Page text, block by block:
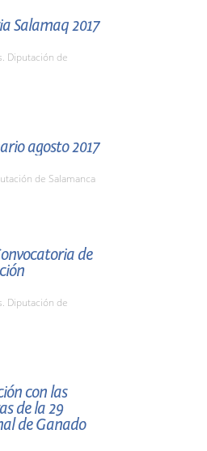
Salamaq 2017
Diputación de
agosto 2017
de Salamanca
de
Diputación de
con las
de la 29
de Ganado